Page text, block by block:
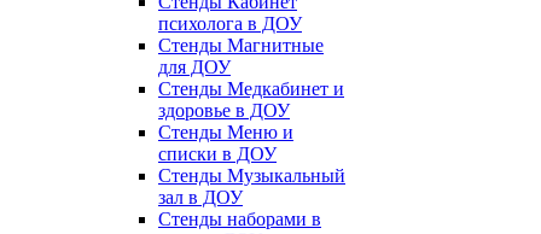
психолога в ДОУ
Стенды Магнитные
для ДОУ
Стенды Медкабинет и
здоровье в ДОУ
Стенды Меню и
списки в ДОУ
Стенды Музыкальный
зал в ДОУ
Стенды наборами в